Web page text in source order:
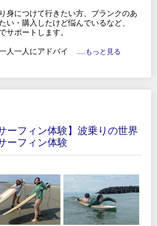
身につけて行きたい方、ブランクのあ
い・購入したけど悩んでいるなど、
サポートします。
人一人にアドバイ .....もっと見る
ーフィン体験】波乗りの世界
ーフィン体験